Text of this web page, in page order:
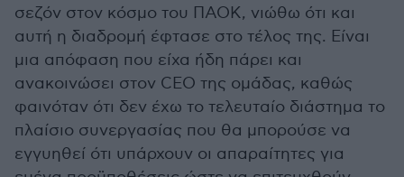
σεζόν στον κόσμο του ΠΑΟΚ, νιώθω ότι και
αυτή η διαδρομή έφτασε στο τέλος της. Είναι
μια απόφαση που είχα ήδη πάρει και
ανακοινώσει στον CEO της ομάδας, καθώς
φαινόταν ότι δεν έχω το τελευταίο διάστημα το
πλαίσιο συνεργασίας που θα μπορούσε να
εγγυηθεί ότι υπάρχουν οι απαραίτητες για